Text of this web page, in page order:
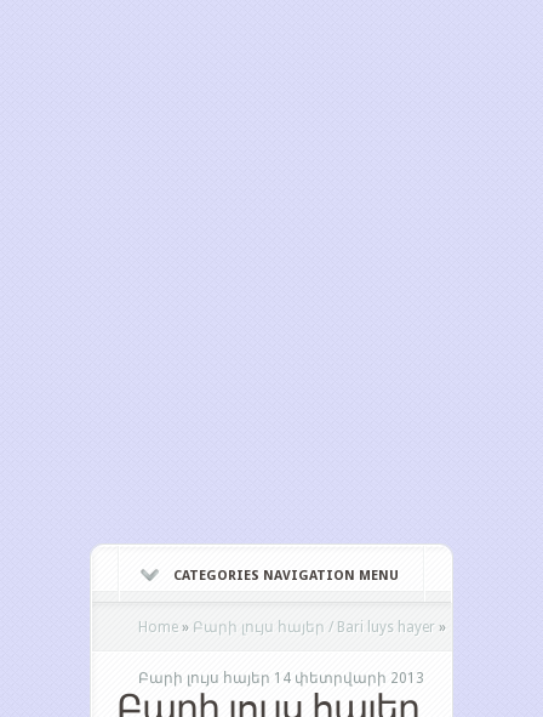
CATEGORIES NAVIGATION MENU
Home » Բարի լույս հայեր / Bari luys hayer »
Բարի լույս հայեր 14 փետրվարի 2013
Բարի լույս հայեր